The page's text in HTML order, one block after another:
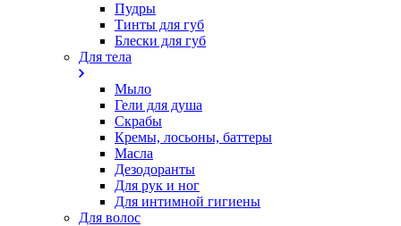
Пудры
Тинты для губ
Блески для губ
Для тела
Мыло
Гели для душа
Скрабы
Кремы, лосьоны, баттеры
Масла
Дезодоранты
Для рук и ног
Для интимной гигиены
Для волос